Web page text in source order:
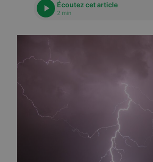
Écoutez cet article
2 min